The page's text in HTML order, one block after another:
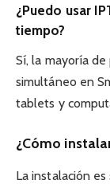
¿Puedo usar
tiempo?
Sí, la mayoría
simultáneo en
tablets y
¿Cómo
La instalación